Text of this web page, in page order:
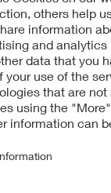
則に基づくCE